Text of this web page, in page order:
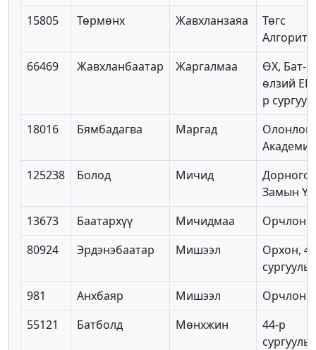
15805
Төрмөнх Жавхланзаяа
Төгс
Алгоритм
66469
Жавхланбаатар Жаргалмаа
ӨХ, Бат-
өлзий
р
18016
Бямбадагва Маргад
Олонлог
Академи
125238
Болод Мичид
Замын
13673
Баатархүү Мичидмаа
Орчлон
80924
Эрдэнэбаатар Мишээл
Орхон,
сургууль
981
Анхбаяр Мишээл
Орчлон
55121
Батболд Мөнхжин
44-р
сургууль